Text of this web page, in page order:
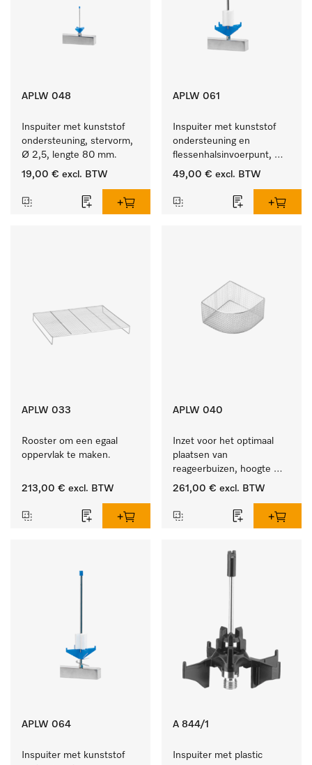
APLW 048
Inspuiter met kunststof
ondersteuning, stervorm,
Ø 2,5, lengte 80 mm.
19,00 € excl. BTW
APLW 061
Inspuiter met kunststof
ondersteuning en
flessenhalsinvoerpunt,
ster, Ø 6, lengte 115 mm.
49,00 € excl. BTW
APLW 033
Rooster om een egaal
oppervlak te maken.
213,00 € excl. BTW
APLW 040
Inzet voor het optimaal
plaatsen van
reageerbuizen, hoogte
100 mm.
261,00 € excl. BTW
APLW 064
Inspuiter met kunststof
A 844/1
Inspuiter met plastic